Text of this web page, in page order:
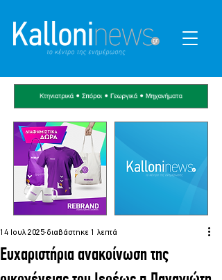
Ευχαριστήρια ανακοίνωση της
14 Ιουλ 2025 διαβάστηκε 1 λεπτά